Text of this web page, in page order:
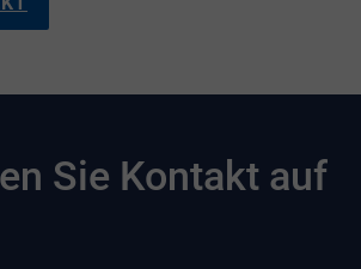
Sie Kontakt auf